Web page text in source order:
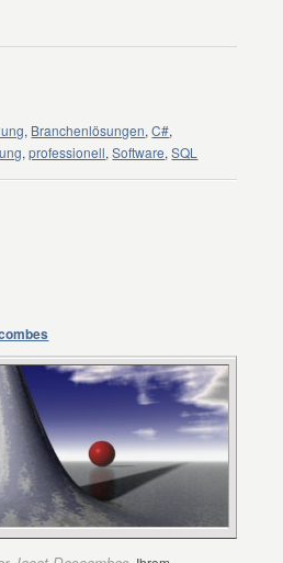
, Branchenlösungen,C#,
,professionell,Software,SQL